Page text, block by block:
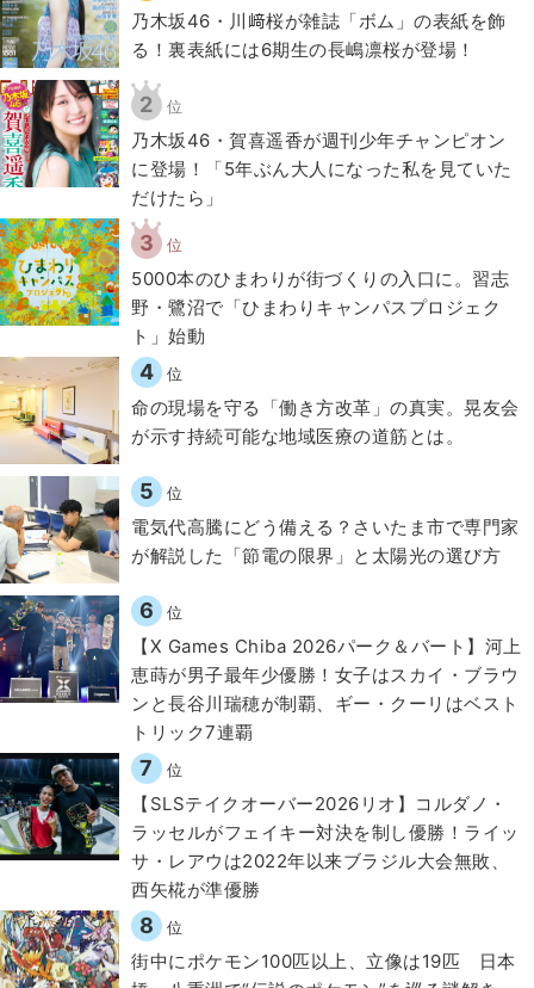
乃木坂46・川﨑桜が雑誌「ボム」の表紙を飾
る！裏表紙には6期生の長嶋凛桜が登場！
2 位
乃木坂46・賀喜遥香が週刊少年チャンピオン
に登場！「5年ぶん大人になった私を見ていた
だけたら」
3 位
5000本のひまわりが街づくりの入口に。習志
野・鷺沼で「ひまわりキャンパスプロジェク
ト」始動
4 位
​命の現場を守る「働き方改革」の真実。晃友会
が示す持続可能な地域医療の道筋とは。
5 位
電気代高騰にどう備える？さいたま市で専門家
が解説した「節電の限界」と太陽光の選び方
6 位
【X Games Chiba 2026パーク＆バート】河上
恵蒔が男子最年少優勝！女子はスカイ・ブラウ
ンと長谷川瑞穂が制覇、ギー・クーリはベスト
トリック7連覇
7 位
【SLSテイクオーバー2026リオ】コルダノ・
ラッセルがフェイキー対決を制し優勝！ライッ
サ・レアウは2022年以来ブラジル大会無敗、
西矢椛が準優勝
8 位
街中にポケモン100匹以上、立像は19匹 日本